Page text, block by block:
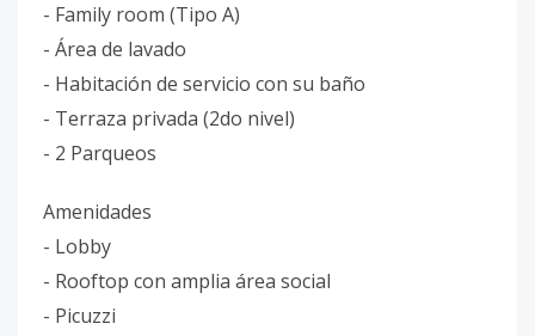
- Family room (Tipo A)
- Área de lavado
- Habitación de servicio con su baño
- Terraza privada (2do nivel)
- 2 Parqueos
Amenidades
- Lobby
- Rooftop con amplia área social
- Picuzzi